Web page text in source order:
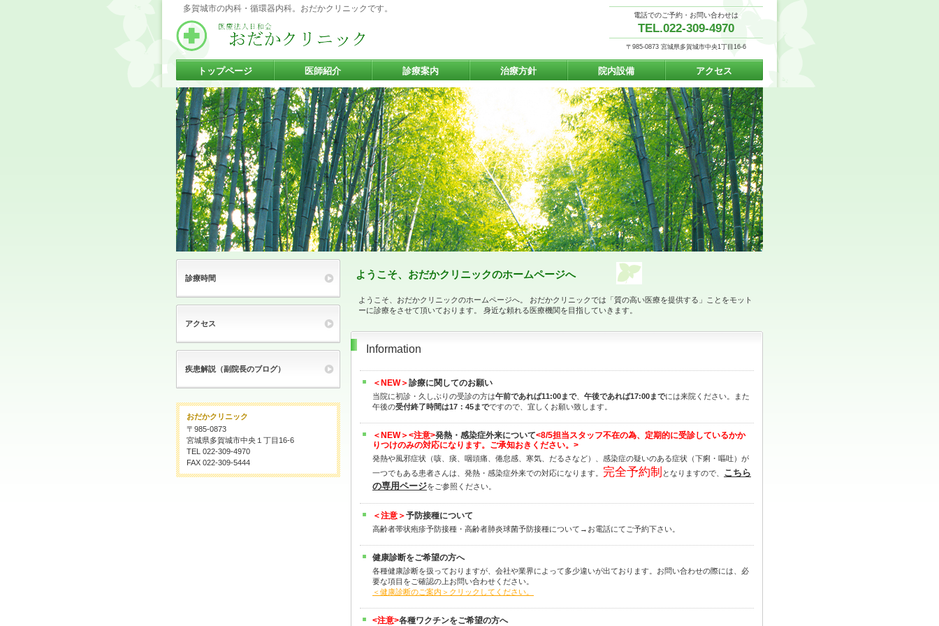
多賀城市の内科・循環器内科。おだかクリニックです。
電話でのご予約・お問い合わせは
TEL.022-309-4970
〒985-0873 宮城県多賀城市中央1丁目16-6
ようこそ、おだかクリニックのホームページへ
ようこそ、おだかクリニックのホームページへ。 おだかクリニックでは「質の高い医療を提供する」ことをモット
ーに診療をさせて頂いております。 身近な頼れる医療機関を目指していきます。
Information
＜NEW＞診療に関してのお願い
当院に初診・久しぶりの受診の方は午前であれば11:00まで、 午後であれば17:00までには来院ください。また
午後の受付終了時間は17：45までですので、宜しくお願い致します。
＜NEW＞<注意>発熱・感染症外来について<8/5担当スタッフ不在の為、定期的に受診しているかか
りつけのみの対応になります。ご承知おきください。>
発熱や風邪症状（咳、痰、咽頭痛、倦怠感、寒気、だるさなど）、感染症の疑いのある症状（下痢・嘔吐）が
一つでもある患者さんは、発熱・感染症外来での対応になります。 完全予約制 となりますので、 こちら
の専用ページをご参照ください。
＜注意＞予防接種について
高齢者帯状疱疹予防接種・高齢者肺炎球菌予防接種について→お電話にてご予約下さい。
健康診断をご希望の方へ
各種健康診断を扱っておりますが、会社や業界によって多少違いが出ております。お問い合わせの際には、必
要な項目をご確認の上お問い合わせください。
＜健康診断のご案内＞クリックしてください。
<注意>各種ワクチンをご希望の方へ
トップページ 医師紹介 診療案内 治療方針 院内設備 アクセス
診療時間
アクセス
疾患解説（副院長のブログ）
おだかクリニック
〒985-0873
宮城県多賀城市中央１丁目16-6
TEL 022-309-4970
FAX 022-309-5444
8
７
5/